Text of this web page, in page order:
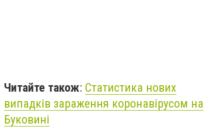
Читайте також: Статистика нових
випадків зараження коронавірусом на
Буковині